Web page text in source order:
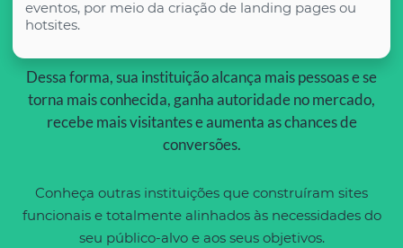
eventos, por meio da criação de landing pages ou
hotsites.
Dessa forma, sua instituição alcança mais pessoas e se
torna mais conhecida, ganha autoridade no mercado,
recebe mais visitantes e aumenta as chances de
conversões.
Conheça outras instituições que construíram sites
funcionais e totalmente alinhados às necessidades do
seu público-alvo e aos seus objetivos.